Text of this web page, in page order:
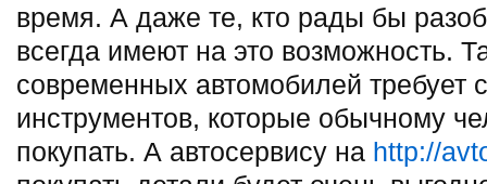
время. А даже те, кто рады бы
всегда имеют на это возможность.
современных автомобилей требует
инструментов, которые обычному
покупать. А автосервису на http://